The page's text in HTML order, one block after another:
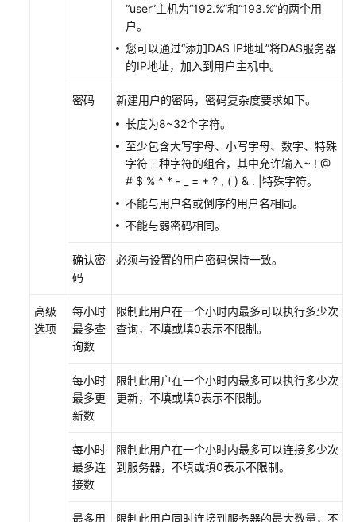
“user”主机为“192.%”和“193.%”的两个用
户。
您可以通过“添加DAS IP地址”将DAS服务器
的IP地址，加入到用户主机中。
密码
新建用户的密码，密码复杂度要求如下。
长度为8~32个字符。
至少包含大写字母、小写字母、数字、特殊
字符三种字符的组合，其中允许输入~ ! @
# $ % ^ * - _ = + ? , ( ) & . |特殊字符。
不能与用户名或倒序的用户名相同。
不能与弱密码相同。
确认密
码
必须与设置的用户密码保持一致。
高级
选项
每小时
最多查
询数
限制此用户在一个小时内最多可以执行多少次
查询，不填或填0表示不限制。
每小时
最多更
新数
限制此用户在一个小时内最多可以执行多少次
更新，不填或填0表示不限制。
每小时
最多连
接数
限制此用户在一个小时内最多可以连接多少次
到服务器，不填或填0表示不限制。
最多用 限制此用户同时连接到服务器的最大数量，不